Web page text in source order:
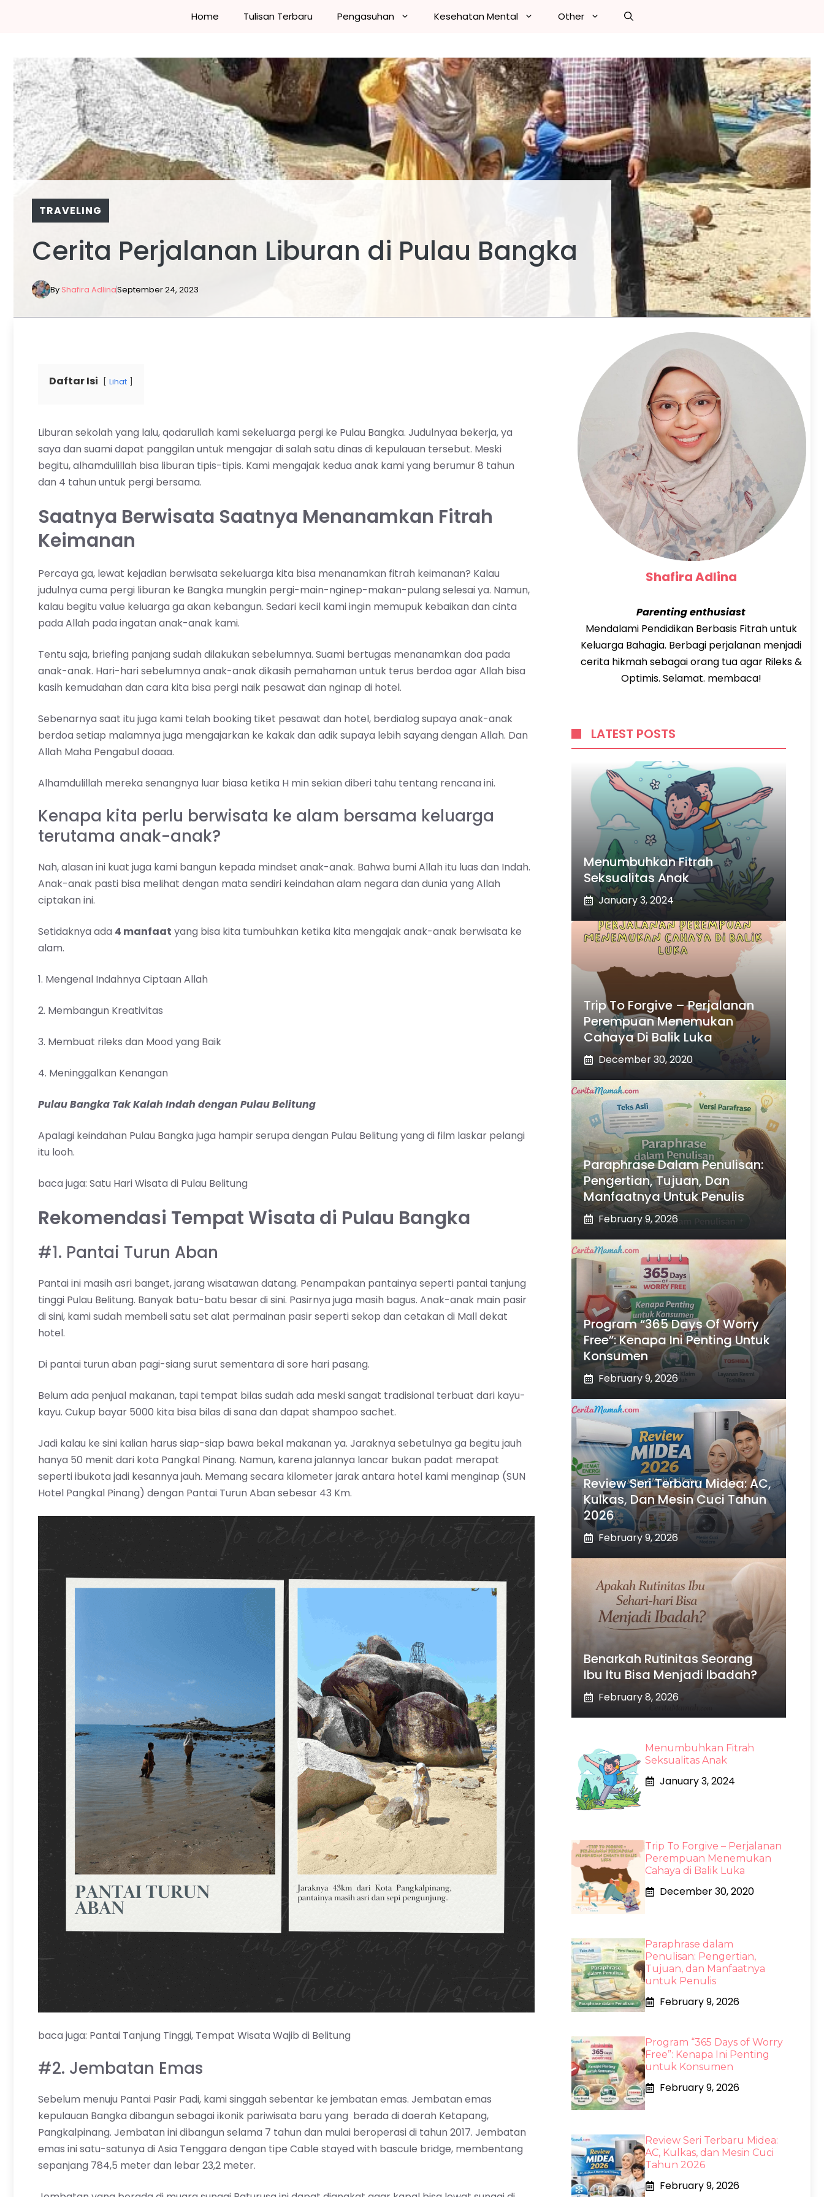
Home Tulisan Terbaru Pengasuhan Kesehatan Mental Other
TRAVELING
Cerita Perjalanan Liburan di Pulau Bangka
By Shafira AdlinaSeptember 24, 2023
Daftar Isi Lihat
Liburan sekolah yang lalu, qodarullah kami sekeluarga pergi ke Pulau Bangka. Judulnyaa bekerja, ya
saya dan suami dapat panggilan untuk mengajar di salah satu dinas di kepulauan tersebut. Meski
begitu, alhamdulillah bisa liburan tipis-tipis. Kami mengajak kedua anak kami yang berumur 8 tahun
dan 4 tahun untuk pergi bersama.
Saatnya Berwisata Saatnya Menanamkan Fitrah
Keimanan
Percaya ga, lewat kejadian berwisata sekeluarga kita bisa menanamkan fitrah keimanan? Kalau
judulnya cuma pergi liburan ke Bangka mungkin pergi-main-nginep-makan-pulang selesai ya. Namun,
kalau begitu value keluarga ga akan kebangun. Sedari kecil kami ingin memupuk kebaikan dan cinta
pada Allah pada ingatan anak-anak kami.
Tentu saja, briefing panjang sudah dilakukan sebelumnya. Suami bertugas menanamkan doa pada
anak-anak. Hari-hari sebelumnya anak-anak dikasih pemahaman untuk terus berdoa agar Allah bisa
kasih kemudahan dan cara kita bisa pergi naik pesawat dan nginap di hotel.
Sebenarnya saat itu juga kami telah booking tiket pesawat dan hotel, berdialog supaya anak-anak
berdoa setiap malamnya juga mengajarkan ke kakak dan adik supaya lebih sayang dengan Allah. Dan
Allah Maha Pengabul doaaa.
Alhamdulillah mereka senangnya luar biasa ketika H min sekian diberi tahu tentang rencana ini.
Kenapa kita perlu berwisata ke alam bersama keluarga
terutama anak-anak?
Nah, alasan ini kuat juga kami bangun kepada mindset anak-anak. Bahwa bumi Allah itu luas dan Indah.
Anak-anak pasti bisa melihat dengan mata sendiri keindahan alam negara dan dunia yang Allah
ciptakan ini.
Setidaknya ada 4 manfaat yang bisa kita tumbuhkan ketika kita mengajak anak-anak berwisata ke
alam.
1. Mengenal Indahnya Ciptaan Allah
2. Membangun Kreativitas
3. Membuat rileks dan Mood yang Baik
4. Meninggalkan Kenangan
Pulau Bangka Tak Kalah Indah dengan Pulau Belitung
Apalagi keindahan Pulau Bangka juga hampir serupa dengan Pulau Belitung yang di film laskar pelangi
itu looh.
baca juga: Satu Hari Wisata di Pulau Belitung
Rekomendasi Tempat Wisata di Pulau Bangka
#1. Pantai Turun Aban
Pantai ini masih asri banget, jarang wisatawan datang. Penampakan pantainya seperti pantai tanjung
tinggi Pulau Belitung. Banyak batu-batu besar di sini. Pasirnya juga masih bagus. Anak-anak main pasir
di sini, kami sudah membeli satu set alat permainan pasir seperti sekop dan cetakan di Mall dekat
hotel.
Di pantai turun aban pagi-siang surut sementara di sore hari pasang.
Belum ada penjual makanan, tapi tempat bilas sudah ada meski sangat tradisional terbuat dari kayu-
kayu. Cukup bayar 5000 kita bisa bilas di sana dan dapat shampoo sachet.
Jadi kalau ke sini kalian harus siap-siap bawa bekal makanan ya. Jaraknya sebetulnya ga begitu jauh
hanya 50 menit dari kota Pangkal Pinang. Namun, karena jalannya lancar bukan padat merapat
seperti ibukota jadi kesannya jauh. Memang secara kilometer jarak antara hotel kami menginap (SUN
Hotel Pangkal Pinang) dengan Pantai Turun Aban sebesar 43 Km.
baca juga: Pantai Tanjung Tinggi, Tempat Wisata Wajib di Belitung
#2. Jembatan Emas
Sebelum menuju Pantai Pasir Padi, kami singgah sebentar ke jembatan emas. Jembatan emas
kepulauan Bangka dibangun sebagai ikonik pariwisata baru yang berada di daerah Ketapang,
Pangkalpinang. Jembatan ini dibangun selama 7 tahun dan mulai beroperasi di tahun 2017. Jembatan
emas ini satu-satunya di Asia Tenggara dengan tipe Cable stayed with bascule bridge, membentang
sepanjang 784,5 meter dan lebar 23,2 meter.
Shafira Adlina
Parenting enthusiast
Mendalami Pendidikan Berbasis Fitrah untuk
Keluarga Bahagia. Berbagi perjalanan menjadi
cerita hikmah sebagai orang tua agar Rileks &
Optimis. Selamat. membaca!
LATEST POSTS
Menumbuhkan Fitrah
Seksualitas Anak
January 3, 2024
Trip To Forgive – Perjalanan
Perempuan Menemukan
Cahaya Di Balik Luka
December 30, 2020
Paraphrase Dalam Penulisan:
Pengertian, Tujuan, Dan
Manfaatnya Untuk Penulis
February 9, 2026
Program “365 Days Of Worry
Free”: Kenapa Ini Penting Untuk
Konsumen
February 9, 2026
Review Seri Terbaru Midea: AC,
Kulkas, Dan Mesin Cuci Tahun
2026
February 9, 2026
Benarkah Rutinitas Seorang
Ibu Itu Bisa Menjadi Ibadah?
February 8, 2026
Menumbuhkan Fitrah
Seksualitas Anak
January 3, 2024
Trip To Forgive – Perjalanan
Perempuan Menemukan
Cahaya di Balik Luka
December 30, 2020
Paraphrase dalam
Penulisan: Pengertian,
Tujuan, dan Manfaatnya
untuk Penulis
February 9, 2026
Program “365 Days of Worry
Free”: Kenapa Ini Penting
untuk Konsumen
February 9, 2026
Review Seri Terbaru Midea:
AC, Kulkas, dan Mesin Cuci
Tahun 2026
February 9, 2026